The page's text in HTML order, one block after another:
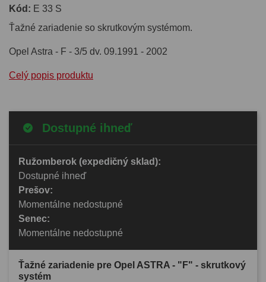
Kód: E 33 S
Ťažné zariadenie so skrutkovým systémom.
Opel Astra - F - 3/5 dv. 09.1991 - 2002
Celý popis produktu
Dostupné ihneď
Ružomberok (expedičný sklad):
Dostupné ihneď
Prešov:
Momentálne nedostupné
Senec:
Momentálne nedostupné
Ťažné zariadenie pre Opel ASTRA - "F" - skrutkový
systém